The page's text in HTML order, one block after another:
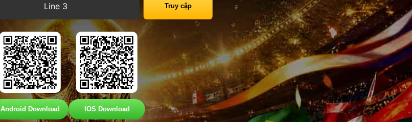
Line 3 Truy cập
Android Download IOS Download